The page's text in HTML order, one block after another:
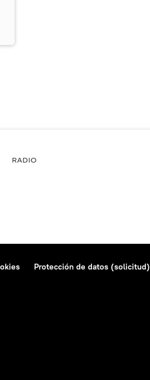
RADIO
Protección de datos (solicitud)